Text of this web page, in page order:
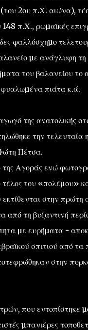
2ου π.Χ. αιώνα),
148 π.Χ., ρωµαϊκές
µε ανάγλυφη
του βαλανείου το
πιάτα κ.ά.
της ανατολικής
την
Πέτσα.
Αγοράς ενώ
του «πολέµου»
στην πρώτη
από τη βυζαντινή
µε ευρήµατα -
σπιτιού από
στην
που εντοπίστηκε
µπανιέρες